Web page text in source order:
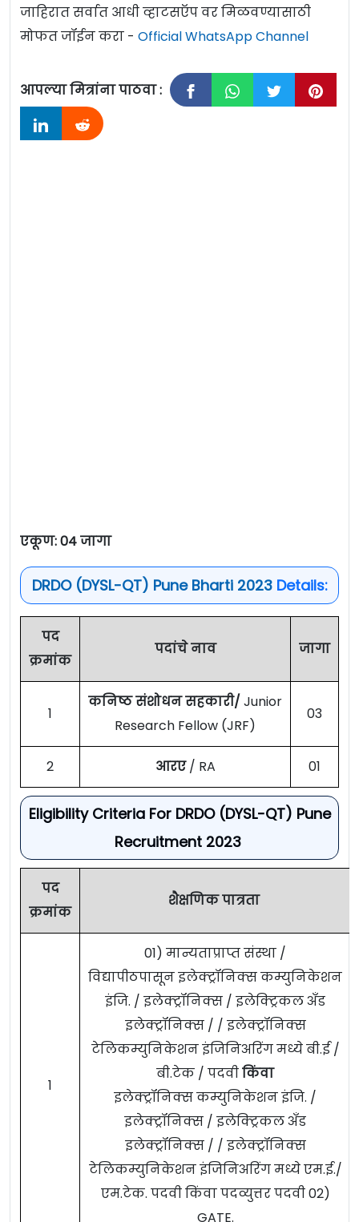
जाहिरात सर्वात आधी व्हाटसऍप वर मिळवण्यासाठी
मोफत जॉईन करा - Official WhatsApp Channel
आपल्या मित्रांना पाठवा :
एकूण: 04 जागा
DRDO (DYSL-QT) Pune Bharti 2023Details:
पद
क्रमांक
पदांचे नाव जागा
1
कनिष्ठ संशोधन सहकारी/ Junior
Research Fellow (JRF)
03
2 आरए/ RA 01
Eligibility Criteria For DRDO (DYSL-QT) Pune
Recruitment 2023
पद
क्रमांक
शैक्षणिक पात्रता
1
01) मान्यताप्राप्त संस्था /
विद्यापीठपासून इलेक्ट्रॉनिक्स कम्युनिकेशन
इंजि. / इलेक्ट्रॉनिक्स / इलेक्ट्रिकल अँड
इलेक्ट्रॉनिक्स / / इलेक्ट्रॉनिक्स
टेलिकम्युनिकेशन इंजिनिअरिंग मध्ये बी.ई /
बी.टेक / पदवीकिंवा
इलेक्ट्रॉनिक्स कम्युनिकेशन इंजि. /
इलेक्ट्रॉनिक्स / इलेक्ट्रिकल अँड
इलेक्ट्रॉनिक्स / / इलेक्ट्रॉनिक्स
टेलिकम्युनिकेशन इंजिनिअरिंग मध्ये एम.ई./
एम.टेक. पदवी किंवा पदव्युत्तर पदवी 02)
GATE.